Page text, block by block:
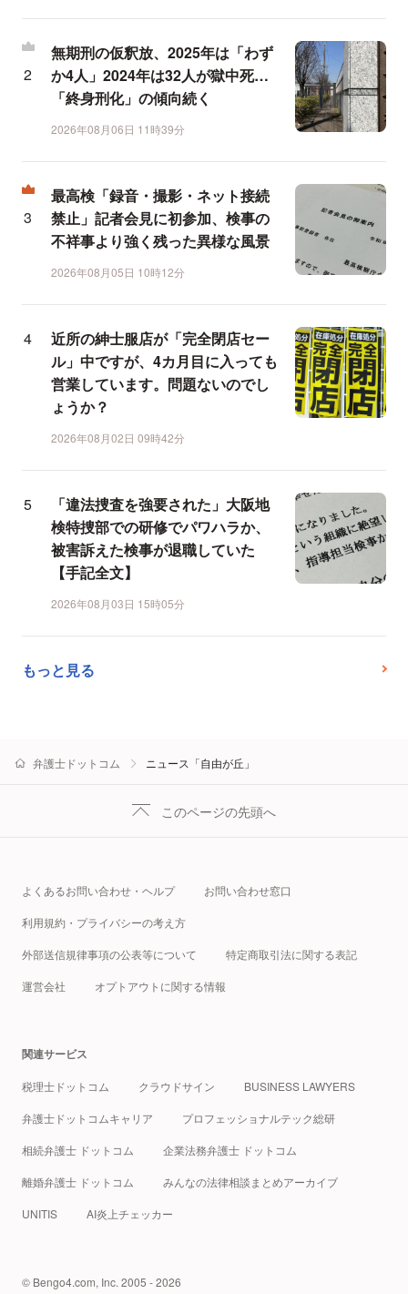
無期刑の仮釈放、2025年は「わず
か4人」2024年は32人が獄中死…
「終身刑化」の傾向続く
2026年08月06日 11時39分
最高検「録音・撮影・ネット接続
禁止」記者会見に初参加、検事の
不祥事より強く残った異様な風景
2026年08月05日 10時12分
近所の紳士服店が「完全閉店セー
ル」中ですが、4カ月目に入っても
営業しています。問題ないのでし
ょうか？
2026年08月02日 09時42分
「違法捜査を強要された」大阪地
検特捜部での研修でパワハラか、
被害訴えた検事が退職していた
【手記全文】
2026年08月03日 15時05分
もっと見る
弁護士ドットコム ニュース「自由が丘」
このページの先頭へ
よくあるお問い合わせ・ヘルプ お問い合わせ窓口
利用規約・プライバシーの考え方
外部送信規律事項の公表等について 特定商取引法に関する表記
運営会社 オプトアウトに関する情報
関連サービス
税理士ドットコム クラウドサイン BUSINESS LAWYERS
弁護士ドットコムキャリア プロフェッショナルテック総研
相続弁護士 ドットコム 企業法務弁護士 ドットコム
離婚弁護士 ドットコム みんなの法律相談まとめアーカイブ
UNITIS AI炎上チェッカー
© Bengo4.com, Inc. 2005 - 2026